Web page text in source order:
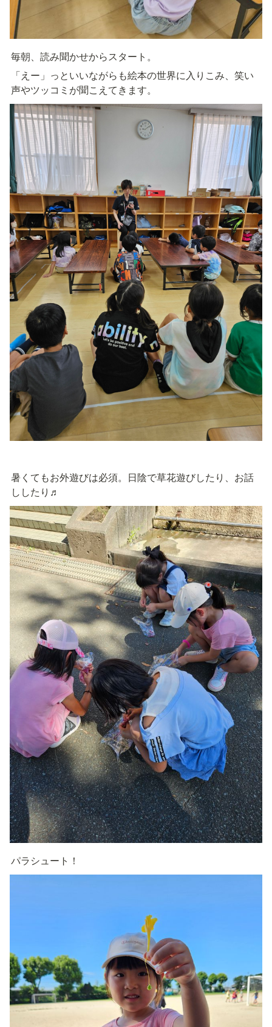
毎朝、読み聞かせからスタート。
「えー」っといいながらも絵本の世界に入りこみ、笑い
声やツッコミが聞こえてきます。
暑くてもお外遊びは必須。日陰で草花遊びしたり、お話
ししたり♬
パラシュート！